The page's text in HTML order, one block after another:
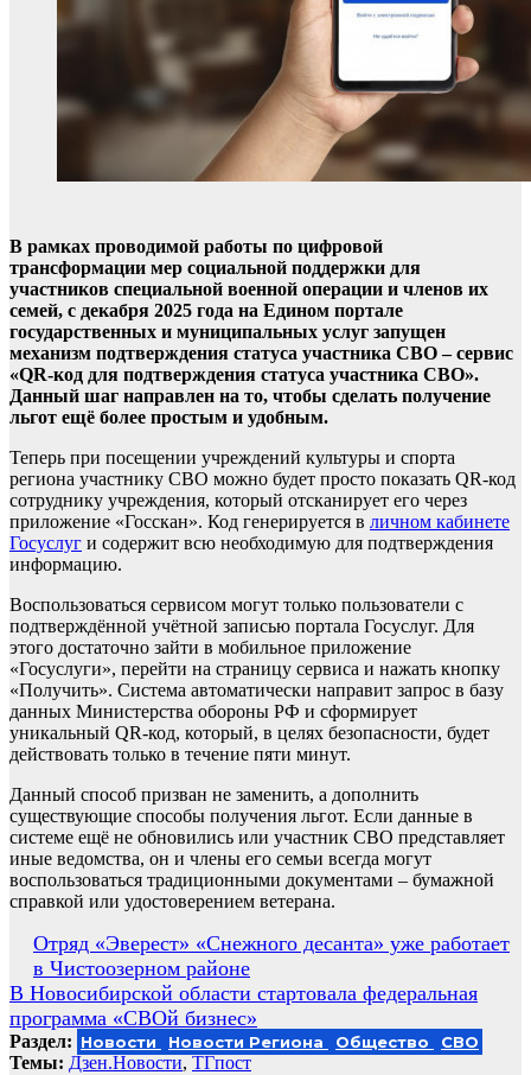
В рамках проводимой работы по цифровой
трансформации мер социальной поддержки для
участников специальной военной операции и членов их
семей, с декабря 2025 года на Едином портале
государственных и муниципальных услуг запущен
механизм подтверждения статуса участника СВО – сервис
«QR-код для подтверждения статуса участника СВО».
Данный шаг направлен на то, чтобы сделать получение
льгот ещё более простым и удобным.
Теперь при посещении учреждений культуры и спорта
региона участнику СВО можно будет просто показать QR-код
сотруднику учреждения, который отсканирует его через
приложение «Госскан». Код генерируется в личном кабинете
Госуслуг и содержит всю необходимую для подтверждения
информацию.
Воспользоваться сервисом могут только пользователи с
подтверждённой учётной записью портала Госуслуг. Для
этого достаточно зайти в мобильное приложение
«Госуслуги», перейти на страницу сервиса и нажать кнопку
«Получить». Система автоматически направит запрос в базу
данных Министерства обороны РФ и сформирует
уникальный QR-код, который, в целях безопасности, будет
действовать только в течение пяти минут.
Данный способ призван не заменить, а дополнить
существующие способы получения льгот. Если данные в
системе ещё не обновились или участник СВО представляет
иные ведомства, он и члены его семьи всегда могут
воспользоваться традиционными документами – бумажной
справкой или удостоверением ветерана.
Навигация
по
записям
Отряд «Эверест» «Снежного десанта» уже работает
в Чистоозерном районе
В Новосибирской области стартовала федеральная
программа «СВОй бизнес»
Раздел: Новости Новости Региона Общество СВО
Темы: Дзен.Новости, ТГпост